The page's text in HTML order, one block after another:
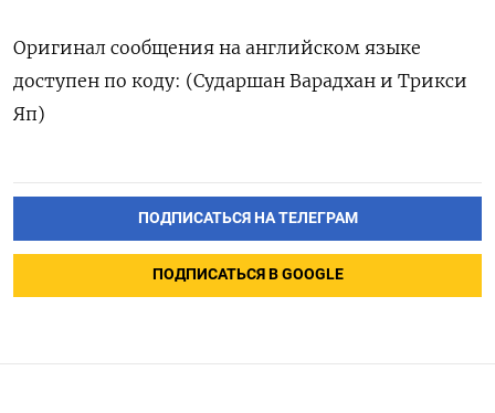
Оригинал сообщения на английском языке
доступен по коду: (Сударшан Варадхан и Трикси
Яп)
ПОДПИСАТЬСЯ НА ТЕЛЕГРАМ
ПОДПИСАТЬСЯ В GOOGLE